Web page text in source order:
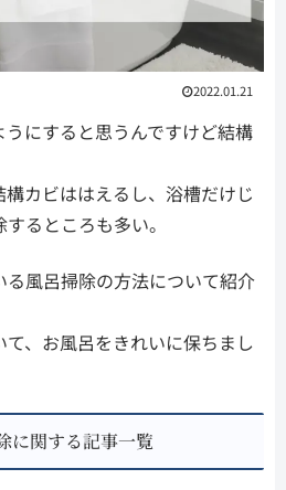
2022.01.21
にすると思うんですけど結構
カビははえるし、浴槽だけじ
るところも多い。
風呂掃除の方法について紹介
、お風呂をきれいに保ちまし
に関する記事一覧